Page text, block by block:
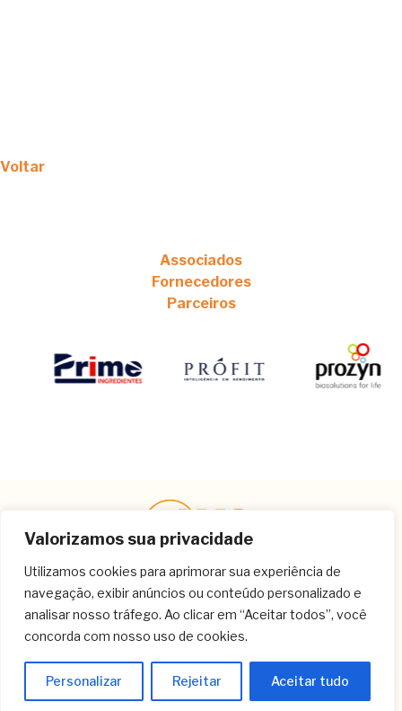
Valorizamos sua privacidade
Utilizamos cookies para aprimorar sua experiência de
navegação, exibir anúncios ou conteúdo personalizado e
analisar nosso tráfego. Ao clicar em “Aceitar todos”, você
concorda com nosso uso de cookies.
Personalizar Rejeitar Aceitar tudo
Voltar
Associados
Fornecedores
Parceiros
Contato
(11) 3259-8266